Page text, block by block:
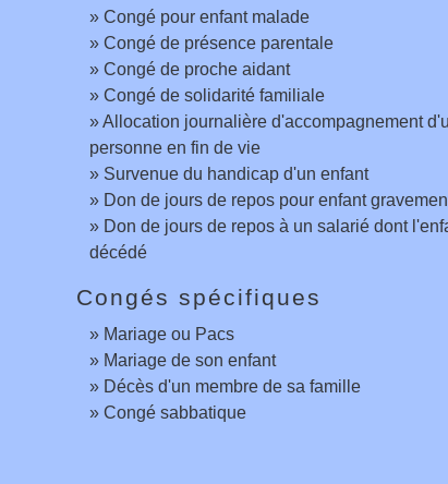
Congé pour enfant malade
Congé de présence parentale
Congé de proche aidant
Congé de solidarité familiale
Allocation journalière d'accompagnement
personne en fin de vie
Survenue du handicap d'un enfant
Don de jours de repos pour enfant
Don de jours de repos à un salarié dont
décédé
Congés spécifiques
Mariage ou Pacs
Mariage de son enfant
Décès d'un membre de sa famille
Congé sabbatique